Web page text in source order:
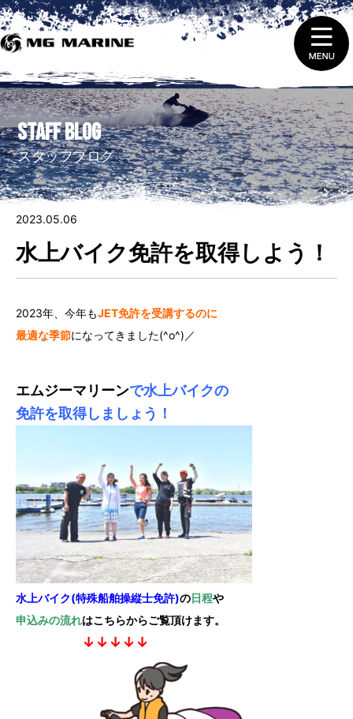
1.ニュース＆トピックス
2.船舶免許取得 ・ 免許証の更新と失効
3.販売（新艇＆中古艇）
5.整備 ・ 修理を依頼する
艇庫会員（マリーナ保管）に入会する
8.ビジター（非会員）施設利用
フォトギャラリー
10.会社情報
⑪ チャーター
STAFF BLOG
スタッフブログ
2023.05.06
水上バイク免許を取得しよう！
2023年、今年もJET免許を受講するのに
最適な季節になってきました(^o^)／
エムジーマリーンで水上バイクの
免許を取得しましょう！
水上バイク(特殊船舶操縦士免許)の日程や
申込みの流れはこちらからご覧頂けます。
↓↓↓↓↓